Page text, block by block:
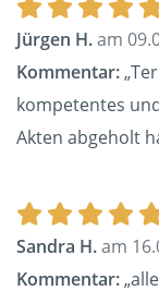
Jürgen H.am
Kommentar:
kompetentes
Akten abgeholt
Sandra H.am
Kommentar: